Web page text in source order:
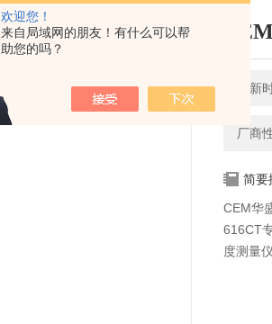
欢迎您！
来自局域网的朋友！有什么可以帮
助您的吗？
更新
厂商
简要
CEM华
616CT
度测量